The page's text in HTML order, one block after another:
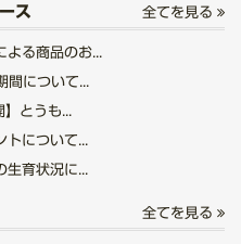
ス 全てを見る
る商品のお...
について...
とうも...
について...
育状況に...
全てを見る